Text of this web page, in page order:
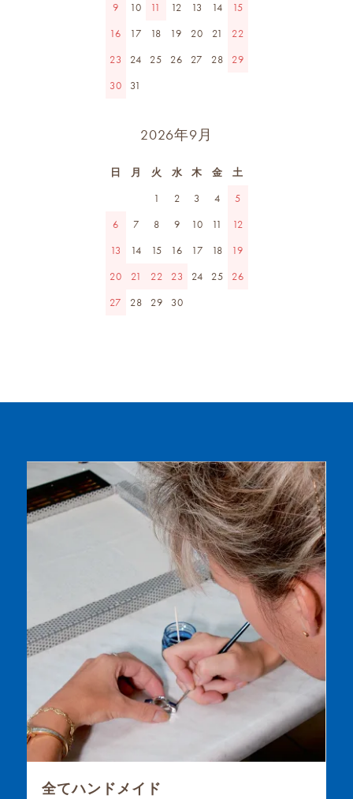
9
10 11 12 13 14
15
16
17 18 19 20 21
22
23
24 25 26 27 28
29
30
31
2026年9月
日 月 火 水 木 金
土
1
2 3 4
5
6
7 8 9 10 11
12
13
14 15 16 17 18
19
20
21 22 23 24 25
26
27
28 29 30
全てハンドメイド